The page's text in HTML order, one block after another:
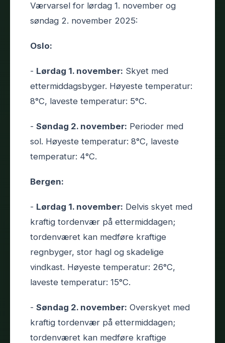
Værvarsel for lørdag 1. november og
søndag 2. november 2025:
Oslo:
- Lørdag 1. november: Skyet med
ettermiddagsbyger. Høyeste temperatur:
8°C, laveste temperatur: 5°C.
- Søndag 2. november: Perioder med
sol. Høyeste temperatur: 8°C, laveste
temperatur: 4°C.
Bergen:
- Lørdag 1. november: Delvis skyet med
kraftig tordenvær på ettermiddagen;
tordenværet kan medføre kraftige
regnbyger, stor hagl og skadelige
vindkast. Høyeste temperatur: 26°C,
laveste temperatur: 15°C.
- Søndag 2. november: Overskyet med
kraftig tordenvær på ettermiddagen;
tordenværet kan medføre kraftige